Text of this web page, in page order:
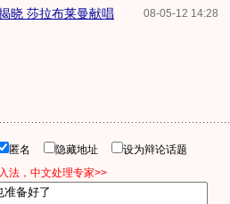
08-05-12 14:28
晓 莎拉布莱曼献唱
匿名 隐藏地址
设为辩论话题
法，中文处理专家>>